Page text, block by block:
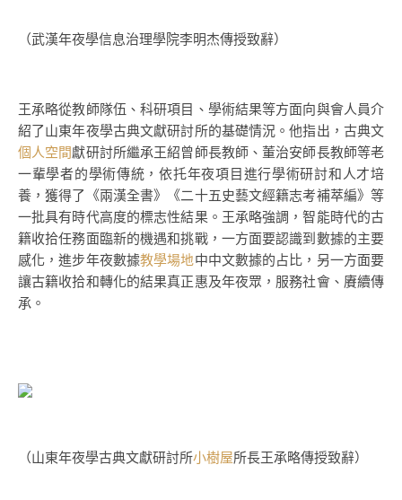
（武漢年夜學信息治理學院李明杰傳授致辭）
王承略從教師隊伍、科研項目、學術結果等方面向與會人員介
紹了山東年夜學古典文獻研討所的基礎情況。他指出，古典文
個人空間獻研討所繼承王紹曾師長教師、董治安師長教師等老
一輩學者的學術傳統，依托年夜項目進行學術研討和人才培
養，獲得了《兩漢全書》《二十五史藝文經籍志考補萃編》等
一批具有時代高度的標志性結果。王承略強調，智能時代的古
籍收拾任務面臨新的機遇和挑戰，一方面要認識到數據的主要
感化，進步年夜數據教學場地中中文數據的占比，另一方面要
讓古籍收拾和轉化的結果真正惠及年夜眾，服務社會、賡續傳
承。
（山東年夜學古典文獻研討所小樹屋所長王承略傳授致辭）